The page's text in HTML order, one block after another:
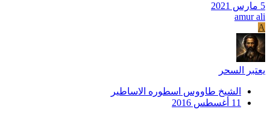
5 مارس 2021
amur ali
A
يعتبر السحر
الشيخ طاووس اسطوره الاساطير
11 أغسطس 2016